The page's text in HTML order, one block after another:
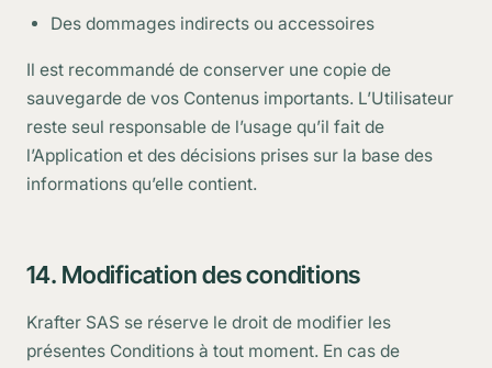
Des dommages indirects ou accessoires
Il est recommandé de conserver une copie de
sauvegarde de vos Contenus importants. L’Utilisateur
reste seul responsable de l’usage qu’il fait de
l’Application et des décisions prises sur la base des
informations qu’elle contient.
14. Modification des conditions
Krafter SAS se réserve le droit de modifier les
présentes Conditions à tout moment. En cas de